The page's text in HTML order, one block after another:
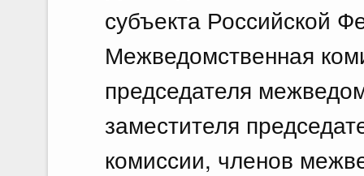
субъекта Российской
Межведомственная
председателя
заместителя
комиссии, членов